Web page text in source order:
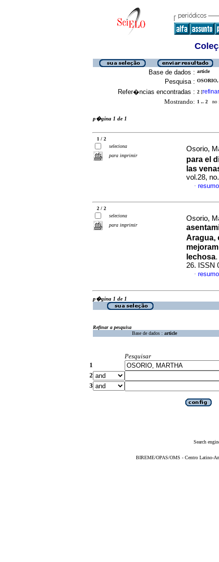
Base de dados : article
Pesquisa :
Refer�ncias encontradas : 2 [refinar
Mostrando: 1 .. 2 no
p�gina 1 de 1
1 / 2
seleciona
para imprimir
Osorio,
para el
las
vol.28,
·
2 / 2
seleciona
para imprimir
Osorio,
Aragua,
lechosa.
26. ISSN
·
p�gina 1 de 1
Refinar a pesquisa
Base de dados : article
Pesquisar
1
2
3
Search
BIREME/OPAS/OMS - Centro Latino-